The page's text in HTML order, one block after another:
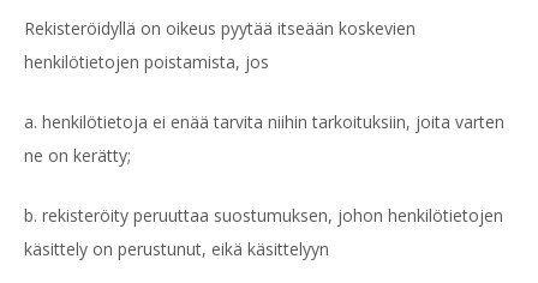
Rekisteröidyllä on oikeus pyytää itseään koskevien
henkilötietojen poistamista, jos
a. henkilötietoja ei enää tarvita niihin tarkoituksiin, joita varten
ne on kerätty;
b. rekisteröity peruuttaa suostumuksen, johon henkilötietojen
käsittely on perustunut, eikä käsittelyyn